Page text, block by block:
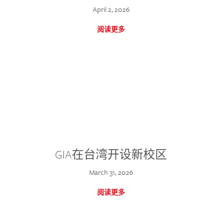
April 2, 2026
阅读更多
GIA在台湾开设新校区
March 31, 2026
阅读更多